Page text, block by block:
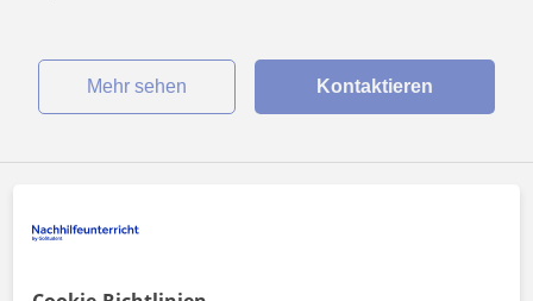
Mehr sehen Kontaktieren